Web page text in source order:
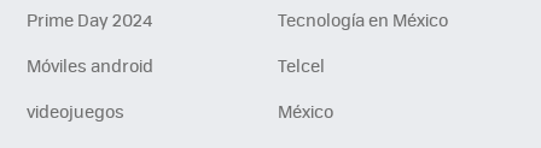
Prime Day 2024
Tecnología en México
Móviles android
Telcel
videojuegos
México